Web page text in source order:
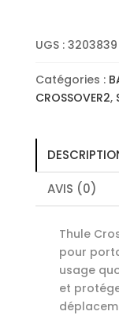
CROSSOVER
BACKPACK
20L
BLUE
UGS : 3203839
Catégories :
CROSSOVER2,
AVIS (0)
Thule
pour
usage
et